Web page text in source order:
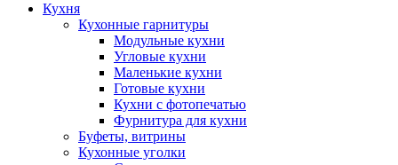
Кухня
Кухонные гарнитуры
Модульные кухни
Угловые кухни
Маленькие кухни
Готовые кухни
Кухни с фотопечатью
Фурнитура для кухни
Буфеты, витрины
Кухонные уголки